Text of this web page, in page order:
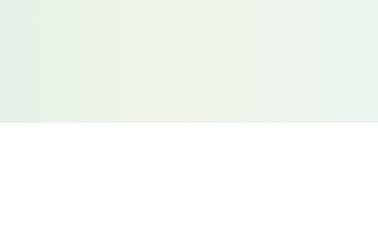
Patent Duktus Arteriyozus,